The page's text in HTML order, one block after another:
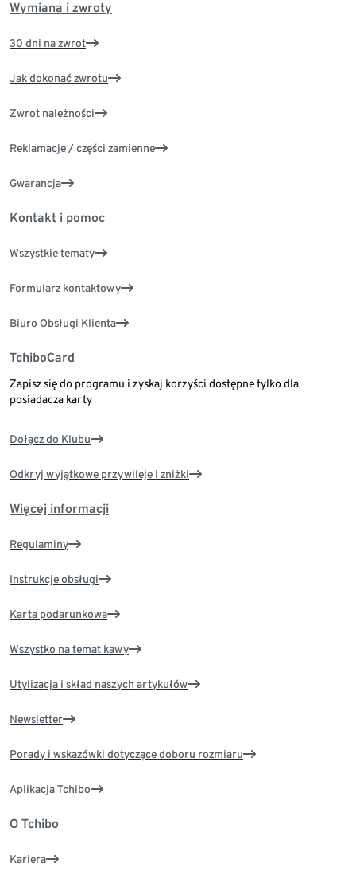
Wymiana i zwroty
30 dni na zwrot
Jak dokonać zwrotu
Zwrot należności
Reklamacje / części zamienne
Gwarancja
Kontakt i pomoc
Wszystkie tematy
Formularz kontaktowy
Biuro Obsługi Klienta
TchiboCard
Zapisz się do programu i zyskaj korzyści dostępne tylko dla
posiadacza karty
Dołącz do Klubu
Odkryj wyjątkowe przywileje i zniżki
Więcej informacji
Regulaminy
Instrukcje obsługi
Karta podarunkowa
Wszystko na temat kawy
Utylizacja i skład naszych artykułów
Newsletter
Porady i wskazówki dotyczące doboru rozmiaru
Aplikacja Tchibo
O Tchibo
Kariera